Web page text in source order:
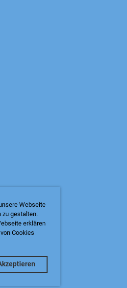
Webseite
zu gestalten.
erklären
Cookies